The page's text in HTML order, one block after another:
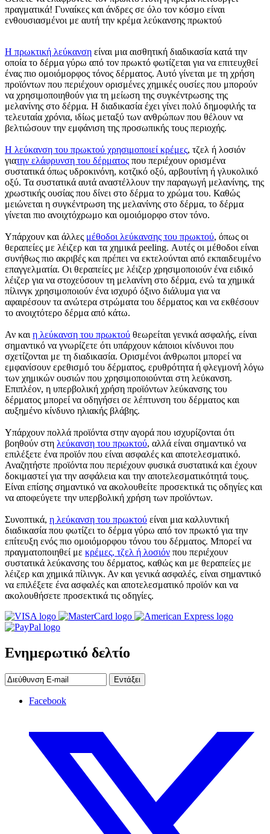
πραγματικά! Γυναίκες και άνδρες σε όλο τον κόσμο είναι
ενθουσιασμένοι με αυτή την κρέμα λεύκανσης πρωκτού
Η πρωκτική λεύκανση είναι μια αισθητική διαδικασία κατά την
οποία το δέρμα γύρω από τον πρωκτό φωτίζεται για να επιτευχθεί
ένας πιο ομοιόμορφος τόνος δέρματος. Αυτό γίνεται με τη χρήση
προϊόντων που περιέχουν ορισμένες χημικές ουσίες που μπορούν
να χρησιμοποιηθούν για τη μείωση της συγκέντρωσης της
μελανίνης στο δέρμα. Η διαδικασία έχει γίνει πολύ δημοφιλής τα
τελευταία χρόνια, ιδίως μεταξύ των ανθρώπων που θέλουν να
βελτιώσουν την εμφάνιση της προσωπικής τους περιοχής.
Η λεύκανση του πρωκτού χρησιμοποιεί κρέμες, τζελ ή λοσιόν
γιατην ελάφρυνση του δέρματος που περιέχουν ορισμένα
συστατικά όπως υδροκινόνη, κοτζικό οξύ, αρβουτίνη ή γλυκολικό
οξύ. Τα συστατικά αυτά αναστέλλουν την παραγωγή μελανίνης, της
χρωστικής ουσίας που δίνει στο δέρμα το χρώμα του. Καθώς
μειώνεται η συγκέντρωση της μελανίνης στο δέρμα, το δέρμα
γίνεται πιο ανοιχτόχρωμο και ομοιόμορφο στον τόνο.
Υπάρχουν και άλλες μέθοδοι λεύκανσης του πρωκτού, όπως οι
θεραπείες με λέιζερ και τα χημικά peeling. Αυτές οι μέθοδοι είναι
συνήθως πιο ακριβές και πρέπει να εκτελούνται από εκπαιδευμένο
επαγγελματία. Οι θεραπείες με λέιζερ χρησιμοποιούν ένα ειδικό
λέιζερ για να στοχεύσουν τη μελανίνη στο δέρμα, ενώ τα χημικά
πίλινγκ χρησιμοποιούν ένα ισχυρό όξινο διάλυμα για να
αφαιρέσουν τα ανώτερα στρώματα του δέρματος και να εκθέσουν
το ανοιχτότερο δέρμα από κάτω.
Αν και η λεύκανση του πρωκτού θεωρείται γενικά ασφαλής, είναι
σημαντικό να γνωρίζετε ότι υπάρχουν κάποιοι κίνδυνοι που
σχετίζονται με τη διαδικασία. Ορισμένοι άνθρωποι μπορεί να
εμφανίσουν ερεθισμό του δέρματος, ερυθρότητα ή φλεγμονή λόγω
των χημικών ουσιών που χρησιμοποιούνται στη λεύκανση.
Επιπλέον, η υπερβολική χρήση προϊόντων λεύκανσης του
δέρματος μπορεί να οδηγήσει σε λέπτυνση του δέρματος και
αυξημένο κίνδυνο ηλιακής βλάβης.
Υπάρχουν πολλά προϊόντα στην αγορά που ισχυρίζονται ότι
βοηθούν στη λεύκανση του πρωκτού, αλλά είναι σημαντικό να
επιλέξετε ένα προϊόν που είναι ασφαλές και αποτελεσματικό.
Αναζητήστε προϊόντα που περιέχουν φυσικά συστατικά και έχουν
δοκιμαστεί για την ασφάλεια και την αποτελεσματικότητά τους.
Είναι επίσης σημαντικό να ακολουθείτε προσεκτικά τις οδηγίες και
να αποφεύγετε την υπερβολική χρήση των προϊόντων.
Συνοπτικά, η λεύκανση του πρωκτού είναι μια καλλυντική
διαδικασία που φωτίζει το δέρμα γύρω από τον πρωκτό για την
επίτευξη ενός πιο ομοιόμορφου τόνου του δέρματος. Μπορεί να
πραγματοποιηθεί με κρέμες, τζελ ή λοσιόν που περιέχουν
συστατικά λεύκανσης του δέρματος, καθώς και με θεραπείες με
λέιζερ και χημικά πίλινγκ. Αν και γενικά ασφαλές, είναι σημαντικό
να επιλέξετε ένα ασφαλές και αποτελεσματικό προϊόν και να
ακολουθήσετε προσεκτικά τις οδηγίες.
Ενημερωτικό δελτίο
Εντάξει
Facebook